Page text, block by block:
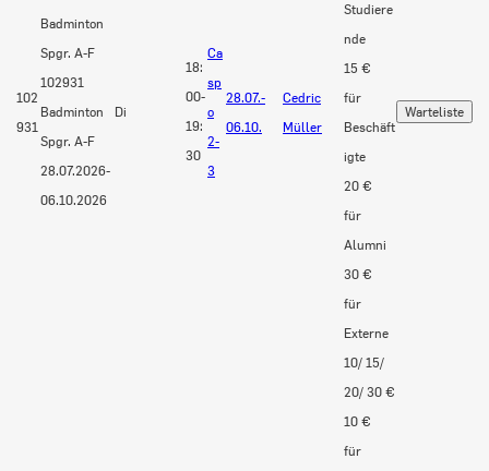
102
931
Badminton
Spgr. A-F
102931
Badminton
Spgr. A-F
28.07.2026-
06.10.2026
Di
18:
00-
19:
30
Ca
sp
o
2-
3
28.07.-
06.10.
Cedric
Müller
Studiere
nde
15 €
für
Beschäft
igte
20 €
für
Alumni
30 €
für
Externe
10/ 15/
20/ 30 €
10 €
für